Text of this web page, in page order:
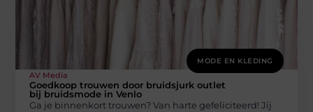
MODE EN KLEDING
AV Media
Goedkoop trouwen door bruidsjurk outlet
bij bruidsmode in Venlo
Ga je binnenkort trouwen? Van harte gefeliciteerd! Jij